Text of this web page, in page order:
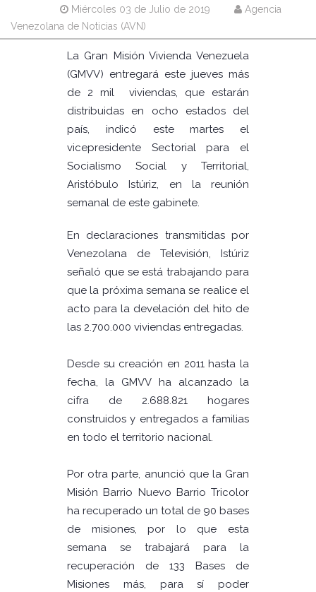
Miércoles 03 de Julio de 2019
Agencia
Venezolana de Noticias (AVN)
La Gran Misión Vivienda Venezuela
(GMVV) entregará este jueves más
de 2 mil viviendas, que estarán
distribuidas en ocho estados del
país, indicó este martes el
vicepresidente Sectorial para el
Socialismo Social y Territorial,
Aristóbulo Istúriz, en la reunión
semanal de este gabinete.
En declaraciones transmitidas por
Venezolana de Televisión, Istúriz
señaló que se está trabajando para
que la próxima semana se realice el
acto para la develación del hito de
las 2.700.000 viviendas entregadas.
Desde su creación en 2011 hasta la
fecha, la GMVV ha alcanzado la
cifra de 2.688.821 hogares
construidos y entregados a familias
en todo el territorio nacional.
Por otra parte, anunció que la Gran
Misión Barrio Nuevo Barrio Tricolor
ha recuperado un total de 90 bases
de misiones, por lo que esta
semana se trabajará para la
recuperación de 133 Bases de
Misiones más, para sí poder